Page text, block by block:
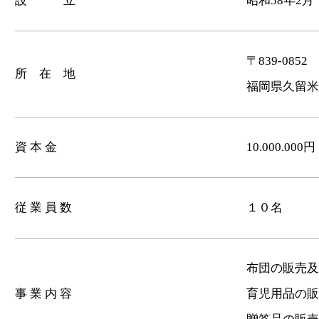
所 在 地
〒839-0852
福岡県久留
資 本 金 10.000.000円
従 業 員 数 １０名
事 業 内 容
布団の販売
育児用品の